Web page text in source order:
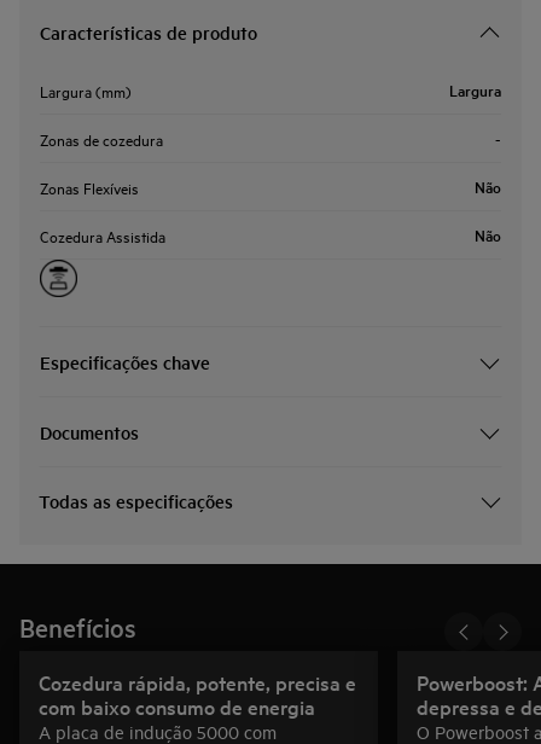
Características de produto
Largura (mm) Largura
Zonas de cozedura -
Zonas Flexíveis Não
Cozedura Assistida Não
Especificações chave
Documentos
Todas as especificações
Benefícios
Cozedura rápida, potente, precisa e
com baixo consumo de energia
A placa de indução 5000 com
Powerboost:
depressa e
O Powerboost